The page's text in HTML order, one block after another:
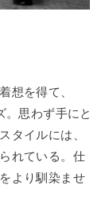
想を得て、
思わず手にと
タイルには、
れている。仕
より馴染ませ